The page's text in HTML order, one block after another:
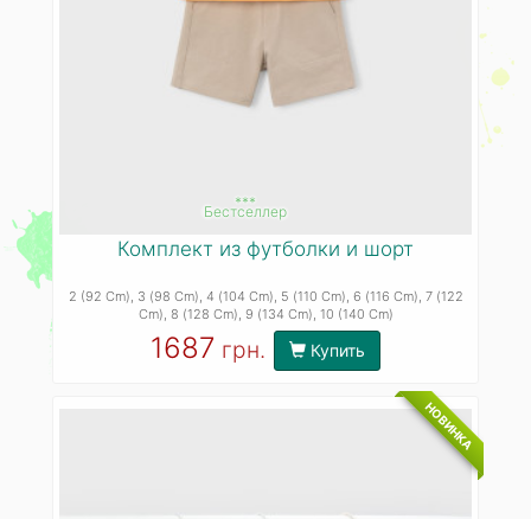
***
Бестселлер
Комплект из футболки и шорт
2 (92 Cm), 3 (98 Cm), 4 (104 Cm), 5 (110 Cm), 6 (116 Cm), 7 (122
Cm), 8 (128 Cm), 9 (134 Cm), 10 (140 Cm)
1687 грн. Купить
НОВИНКА